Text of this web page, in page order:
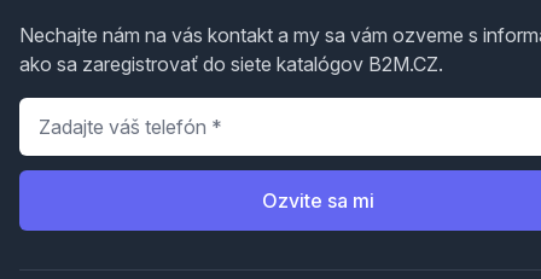
Nechajte nám na vás kontakt a my sa vám ozveme s
ako sa zaregistrovať do siete katalógov B2M.CZ.
Telefón
Ozvite sa mi